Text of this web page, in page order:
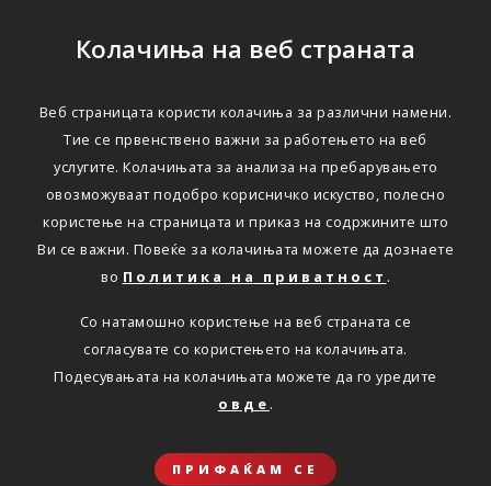
Колачиња на веб страната
Веб страницата користи колачиња за различни намени.
Тие се првенствено важни за работењето на веб
услугите. Колачињата за анализа на пребарувањето
овозможуваат подобро корисничко искуство, полесно
користење на страницата и приказ на содржините што
Ви се важни. Повеќе за колачињата можете да дознаете
во Политика на приватност .
Со натамошно користење на веб страната се
согласувате со користењето на колачињата.
Подесувањата на колачињата можете да го уредите
овде .
ПРИФАЌАМ СЕ